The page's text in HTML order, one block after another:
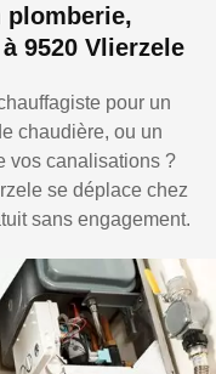
plomberie,
9520 Vlierzele
pour un
chaudière, ou un
vos canalisations ?
se déplace chez
sans engagement.